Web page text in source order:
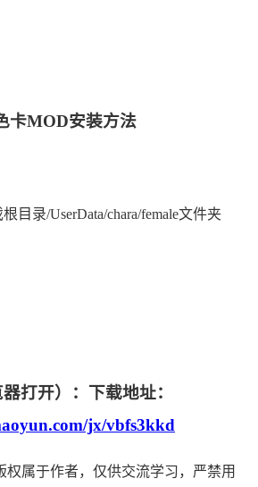
卡MOD安装方法
目录/UserData/chara/female文件夹
打开）：下载地址：
jx/vbfs3kkd
权属于作者，仅供交流学习，严禁用